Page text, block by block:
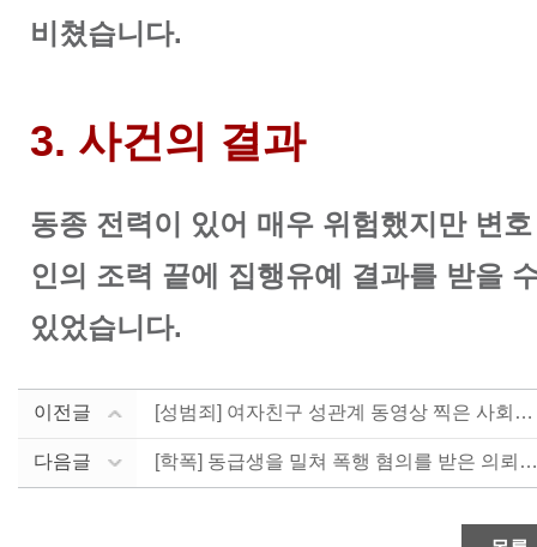
비쳤습니다.
3. 사건의 결과
동종 전력이 있어 매우 위험했지만 변호
인의 조력 끝에 집행유예 결과를 받을
있었습니다.
이전글 [성범죄] 여자친구 성관계 동영상 찍은 사회복무요원인 ....
다음글 [학폭] 동급생을 밀쳐 폭행 혐의를 받은 의뢰인 사례